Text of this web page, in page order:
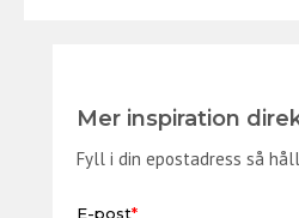
Mer inspiration
Fyll i din epostadress så